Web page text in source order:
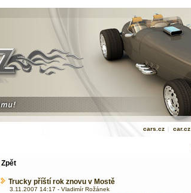
cars.cz | car.cz
Zpět
Trucky příští rok znovu v Mostě
3.11.2007 14:17 - Vladimír Rožánek